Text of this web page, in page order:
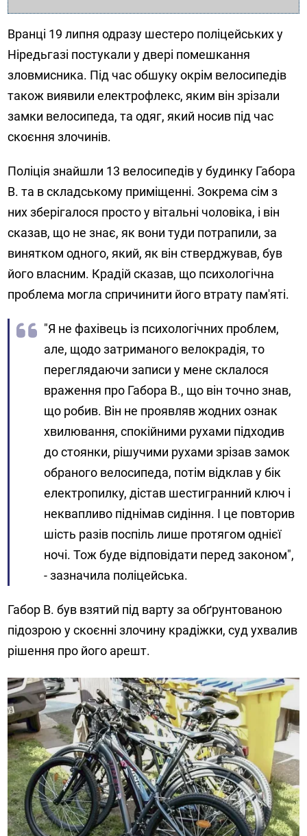
Вранці 19 липня одразу шестеро поліцейських у
Ніредьгазі постукали у двері помешкання
зловмисника. Під час обшуку окрім велосипедів
також виявили електрофлекс, яким він зрізали
замки велосипеда, та одяг, який носив під час
скоєння злочинів.
Поліція знайшли 13 велосипедів у будинку Габора
В. та в складському приміщенні. Зокрема сім з
них зберігалося просто у вітальні чоловіка, і він
сказав, що не знає, як вони туди потрапили, за
винятком одного, який, як він стверджував, був
його власним. Крадій сказав, що психологічна
проблема могла спричинити його втрату пам'яті.
"Я не фахівець із психологічних проблем,
але, щодо затриманого велокрадія, то
переглядаючи записи у мене склалося
враження про Габора В., що він точно знав,
що робив. Він не проявляв жодних ознак
хвилювання, спокійними рухами підходив
до стоянки, рішучими рухами зрізав замок
обраного велосипеда, потім відклав у бік
електропилку, дістав шестигранний ключ і
неквапливо піднімав сидіння. І це повторив
шість разів поспіль лише протягом однієї
ночі. Тож буде відповідати перед законом",
- зазначила поліцейська.
Габор В. був взятий під варту за обґрунтованою
підозрою у скоєнні злочину крадіжки, суд ухвалив
рішення про його арешт.